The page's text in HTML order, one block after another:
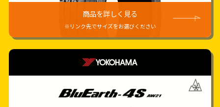
商品を詳しく見る
※リンク先でサイズをお選びください
YOKOHAMA